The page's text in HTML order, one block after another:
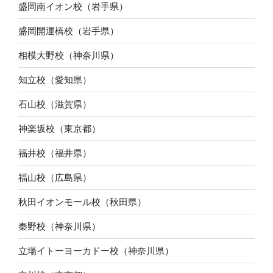
盛岡南イオン校（岩手県）
盛岡開運橋校（岩手県）
相模大野校（神奈川県）
知立校（愛知県）
石山校（滋賀県）
神楽坂校（東京都）
福井校（福井県）
福山校（広島県）
秋田イオンモール校（秋田県）
秦野校（神奈川県）
立場イトーヨーカドー校（神奈川県）